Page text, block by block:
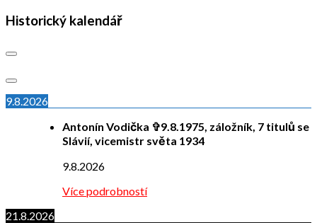
Historický kalendář
9.8.2026
Antonín Vodička ✞9.8.1975, záložník, 7 titulů se
Slávií, vicemistr světa 1934
9.8.2026
Více podrobností
21.8.2026